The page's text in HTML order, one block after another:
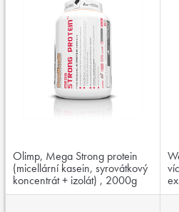
Olimp, Mega Strong protein
(micellární kasein, syrovátkový
koncentrát + izolát) , 2000g